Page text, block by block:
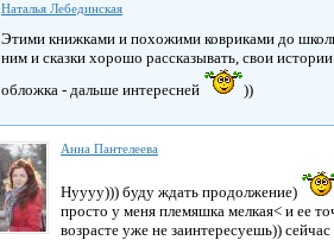
Наталья Лебединская
Этими книжками и похожими ковриками до
ним и сказки хорошо рассказывать, свои
обложка - дальше интересней
))
Анна Пантелеева
Нуууу))) буду ждать продолжение)
просто у меня племяшка мелкая< и ее
возрасте уже не заинтересуешь))